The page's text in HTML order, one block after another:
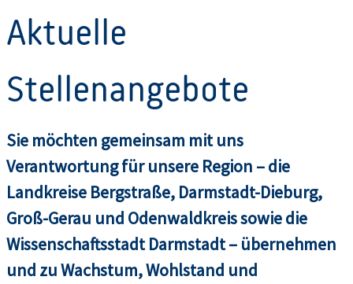
Aktuelle
Stellenangebote
Sie möchten gemeinsam mit uns
Verantwortung für unsere Region – die
Landkreise Bergstraße, Darmstadt-Dieburg,
Groß-Gerau und Odenwaldkreis sowie die
Wissenschaftsstadt Darmstadt – übernehmen
und zu Wachstum, Wohlstand und